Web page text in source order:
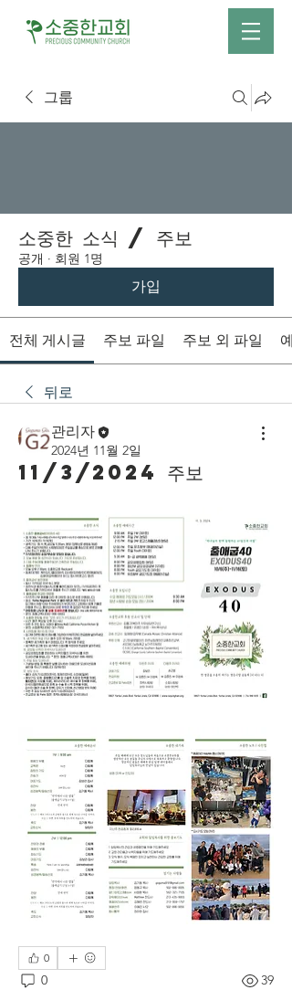
그룹
소중한 소식 / 주보
공개 · 회원 1명
가입
전체 게시글 주보 파일 주보 외 파일
뒤로
관리자
2024년 11월 2일
11/3/2024 주보
0
0 39